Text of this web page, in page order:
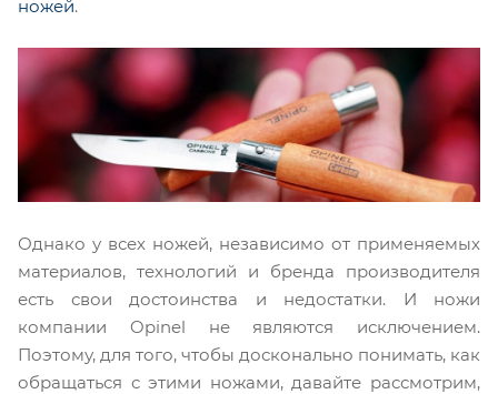
ножей.
Однако у всех ножей, независимо от применяемых
материалов, технологий и бренда производителя
есть свои достоинства и недостатки. И ножи
компании Opinel не являются исключением.
Поэтому, для того, чтобы досконально понимать, как
обращаться с этими ножами, давайте рассмотрим,